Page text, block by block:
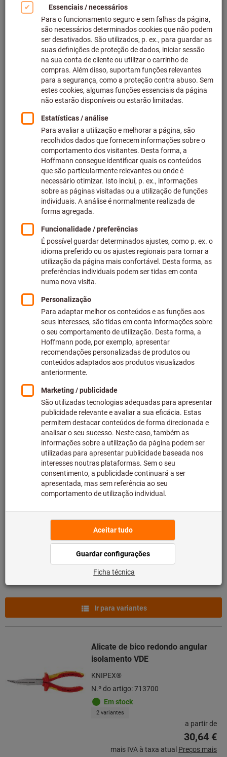
Filtrar e ordenar
produtos
Produtos
cromado, com mangas de punho
N.º do artigo: 713040
Em stock
2 variantes
a partir de
19,13 €
Ir para variantes
Alicate de pontas chatas reto
KNIPEX®
N.º do artigo: 713300
Em stock
2 variantes
a partir de
mais IVA à taxa atual
custos de entrega
Ir para variantes
Alicate de preensão universal,
forma de mandíbula oval
Em stock
5 variantes
mais IVA à taxa atual
Ir para variantes
Alicate de bico redondo angular
isolamento VDE
KNIPEX®
N.º do artigo: 713700
Em stock
2 variantes
a partir de
30,64 €
mais IVA à taxa atual Preços mais